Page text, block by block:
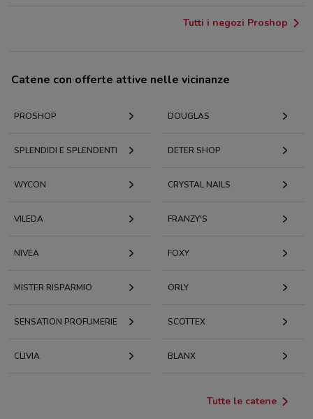
Tutti i negozi Proshop
Catene con offerte attive nelle vicinanze
PROSHOP DOUGLAS
SPLENDIDI E SPLENDENTI DETER SHOP
WYCON CRYSTAL NAILS
VILEDA FRANZY'S
NIVEA FOXY
MISTER RISPARMIO ORLY
SENSATION PROFUMERIE SCOTTEX
CLIVIA BLANX
Tutte le catene